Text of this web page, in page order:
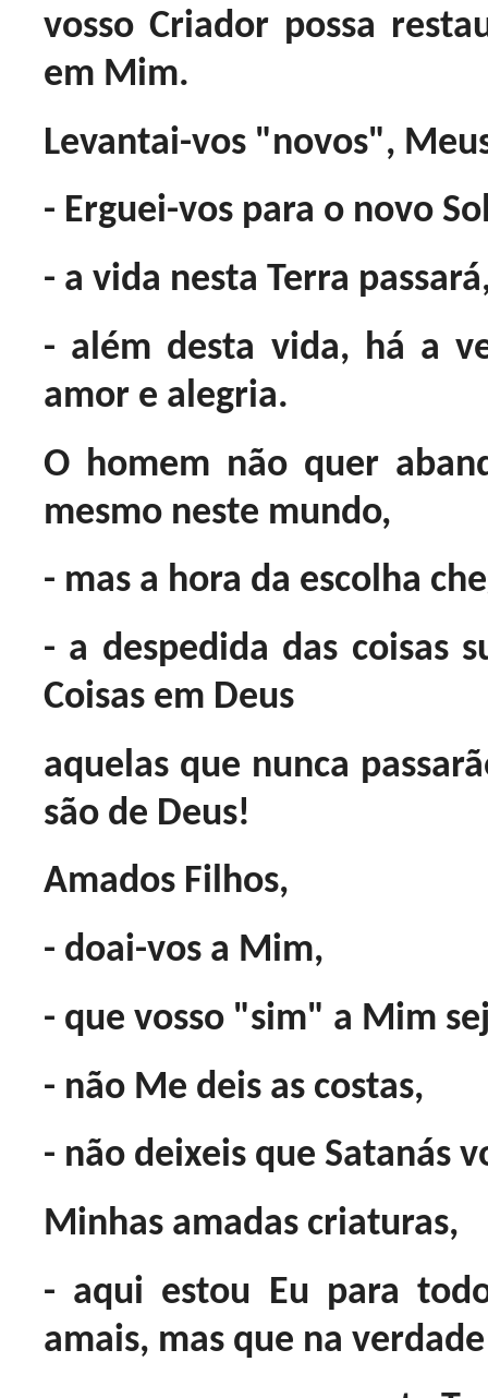
vosso Criador possa
em Mim.
Levantai-vos "novos",
- Erguei-vos para o novo
- a vida nesta Terra
- além desta vida, há a
amor e alegria.
O homem não quer
mesmo neste mundo,
- mas a hora da escolha
- a despedida das coisas
Coisas em Deus
aquelas que nunca
são de Deus!
Amados Filhos,
- doai-vos a Mim,
- que vosso "sim" a Mim
- não Me deis as costas,
- não deixeis que Satanás
Minhas amadas criaturas,
- aqui estou Eu para
amais, mas que na